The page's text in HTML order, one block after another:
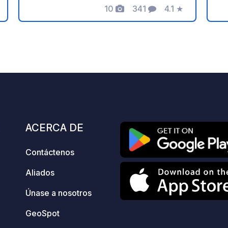
daily from 9:30 a.m. to 6:30 p.m. Solar-
powered shower! Hot water is only
10
Fotos
341
Comentarios
4.1
Calificación
★
ACERCA DE
Contáctenos
Aliados
Únase a nosotros
GeoSpot